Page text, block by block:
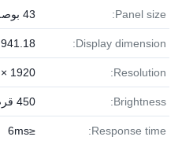
Panel size: 43 بوصة
Display dimension:
941.18 × 529.41mm (W * H)
Resolution:
1920 × 1080
Brightness: 450 قرص / متر مربع اختياري
Response time:
≤6ms